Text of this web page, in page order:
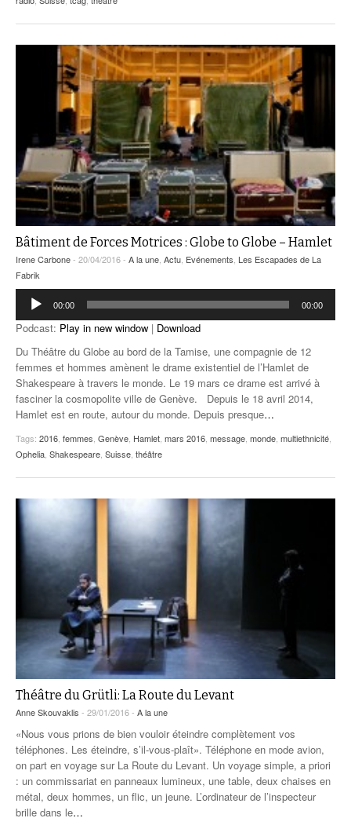
Bâtiment de Forces Motrices : Globe to Globe – Hamlet
Irene Carbone- 20/04/2016 - A la une Actu Evénements Les Escapades de La
Fabrik
Lecteur
audio
00:00 00:00
Podcast: Play in new window | Download
Du Théâtre du Globe au bord de la Tamise, une compagnie de 12
femmes et hommes amènent le drame existentiel de l’Hamlet de
Shakespeare à travers le monde. Le 19 mars ce drame est arrivé à
fasciner la cosmopolite ville de Genève. Depuis le 18 avril 2014,
Hamlet est en route, autour du monde. Depuis presque…
Tags: 2016 femmes Genève Hamlet mars 2016 message monde multiethnicité
Ophelia Shakespeare Suisse théâtre
Théâtre du Grütli: La Route du Levant
Anne Skouvaklis - 29/01/2016 - A la une
«Nous vous prions de bien vouloir éteindre complètement vos
téléphones. Les éteindre, s’il-vous-plaît». Téléphone en mode avion,
on part en voyage sur La Route du Levant. Un voyage simple, a priori
: un commissariat en panneaux lumineux, une table, deux chaises en
métal, deux hommes, un flic, un jeune. L’ordinateur de l’inspecteur
brille dans le…